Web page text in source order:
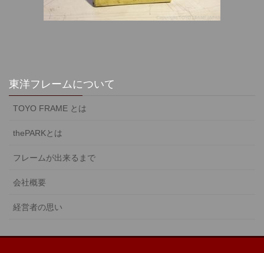
東洋フレームについて
TOYO FRAME とは
thePARKとは
フレームが出来るまで
会社概要
経営者の思い